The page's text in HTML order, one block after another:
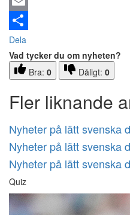
Email
Dela
Vad tycker du om nyheten?
Bra: 0 Dåligt: 0
Fler liknande
Nyheter på lätt svenska
Nyheter på lätt svenska
Nyheter på lätt svenska
Quiz